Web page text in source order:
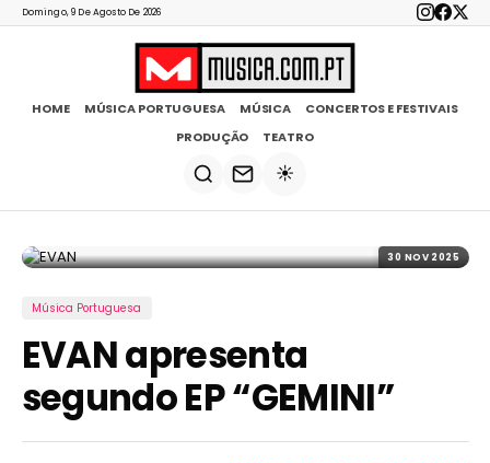
Domingo, 9 De Agosto De 2026
HOME MÚSICA PORTUGUESA MÚSICA
CONCERTOS E FESTIVAIS
PRODUÇÃO
TEATRO
☀️
30 NOV 2025
Música Portuguesa
EVAN apresenta
segundo EP “GEMINI”